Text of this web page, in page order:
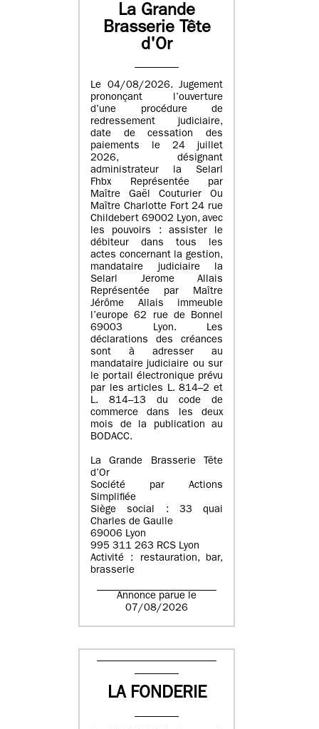
La Grande
Brasserie Tête
d'Or
Le 04/08/2026. Jugement
prononçant l’ouverture
d’une procédure de
redressement judiciaire,
date de cessation des
paiements le 24 juillet
2026, désignant
administrateur la Selarl
Fhbx Représentée par
Maître Gaël Couturier Ou
Maître Charlotte Fort 24 rue
Childebert 69002 Lyon, avec
les pouvoirs : assister le
débiteur dans tous les
actes concernant la gestion,
mandataire judiciaire la
Selarl Jerome Allais
Représentée par Maître
Jérôme Allais immeuble
l’europe 62 rue de Bonnel
69003 Lyon. Les
déclarations des créances
sont à adresser au
mandataire judiciaire ou sur
le portail électronique prévu
par les articles L. 814–2 et
L. 814–13 du code de
commerce dans les deux
mois de la publication au
BODACC.
La Grande Brasserie Tête
d’Or
Société par Actions
Simplifiée
Siège social : 33 quai
Charles de Gaulle
69006 Lyon
995 311 263 RCS Lyon
Activité : restauration, bar,
brasserie
Annonce parue le
07/08/2026
LA FONDERIE